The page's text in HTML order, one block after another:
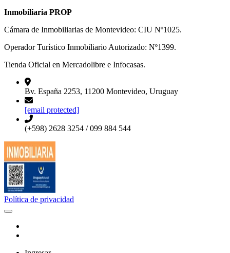
Inmobiliaria PROP
Cámara de Inmobiliarias de Montevideo: CIU Nº1025.
Operador Turístico Inmobiliario Autorizado: Nº1399.
Tienda Oficial en Mercadolibre e Infocasas.
Bv. España 2253, 11200 Montevideo, Uruguay
[email protected]
(+598) 2628 3254 / 099 884 544
Política de privacidad